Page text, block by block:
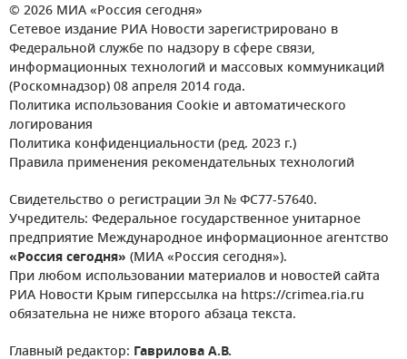
© 2026 МИА «Россия сегодня»
Сетевое издание РИА Новости зарегистрировано в
Федеральной службе по надзору в сфере связи,
информационных технологий и массовых коммуникаций
(Роскомнадзор) 08 апреля 2014 года.
Политика использования Cookie и автоматического
логирования
Политика конфиденциальности (ред. 2023 г.)
Правила применения рекомендательных технологий
Свидетельство о регистрации Эл № ФС77-57640.
Учредитель: Федеральное государственное унитарное
предприятие Международное информационное агентство
«Россия сегодня» (МИА «Россия сегодня»).
При любом использовании материалов и новостей сайта
РИА Новости Крым гиперссылка на https://crimea.ria.ru
обязательна не ниже второго абзаца текста.
Главный редактор: Гаврилова А.В.